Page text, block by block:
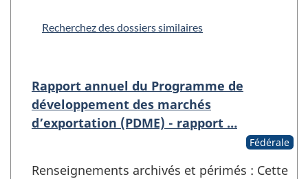
Recherchez des dossiers similaires
Rapport annuel du Programme de
développement des marchés
d’exportation (PDME) - rapport …
Fédérale
Renseignements archivés et périmés : Cette